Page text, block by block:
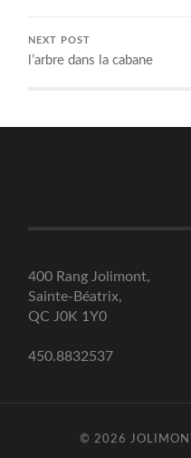
NEXT POST
l’arbre dans la cabane
400 Rang Jolimont,
Sainte-Béatrix,
QC J0K 1Y0
450.8832537
© 2026